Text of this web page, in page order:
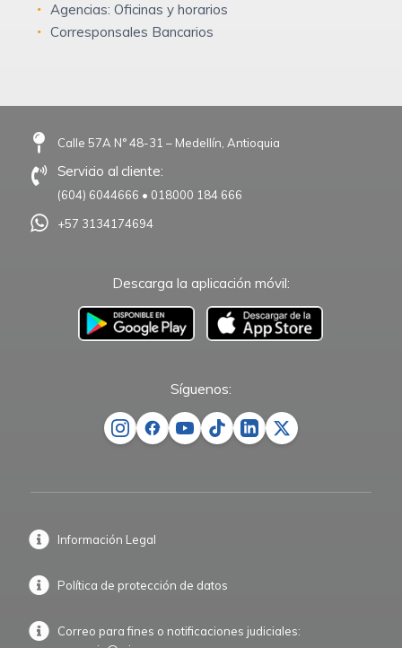
Agencias: Oficinas y horarios
Corresponsales Bancarios
Calle 57A N° 48-31 – Medellín, Antioquia
Servicio al cliente:
(604) 6044666 • 018000 184 666
+57 3134174694
Descarga la aplicación móvil:
–
Síguenos:
Información Legal
Política de protección de datos
Correo para fines o notificaciones judiciales: